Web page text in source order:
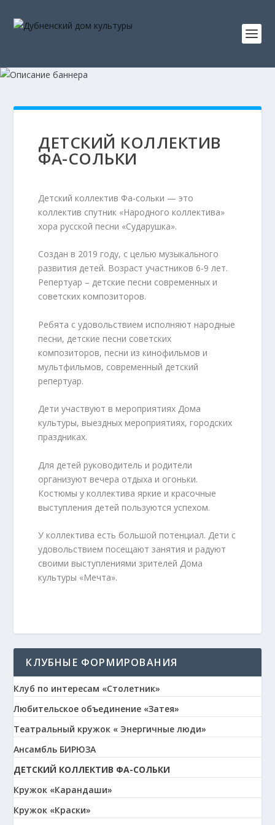
ДЕТСКИЙ КОЛЛЕКТИВ
ФА-СОЛЬКИ
Детский коллектив Фа-сольки — это
коллектив спутник «Народного коллектива»
хора русской песни «Сударушка».
Создан в 2019 году, с целью музыкального
развития детей. Возраст участников 6-9 лет.
Репертуар – детские песни современных и
советских композиторов.
Ребята с удовольствием исполняют народные
песни, детские песни советских
композиторов, песни из кинофильмов и
мультфильмов, современный детский
репертуар.
Дети участвуют в мероприятиях Дома
культуры, выездных мероприятиях, городских
праздниках.
Для детей руководитель и родители
организуют вечера отдыха и огоньки.
Костюмы у коллектива яркие и красочные
выступления детей пользуются успехом.
У коллектива есть большой потенциал. Дети с
удовольствием посещают занятия и радуют
своими выступлениями зрителей Дома
культуры «Мечта».
КЛУБНЫЕ ФОРМИРОВАНИЯ
Клуб по интересам «Столетник»
Любительское объединение «Затея»
Театральный кружок « Энергичные люди»
Ансамбль БИРЮЗА
ДЕТСКИЙ КОЛЛЕКТИВ ФА-СОЛЬКИ
Кружок «Карандаши»
Кружок «Краски»